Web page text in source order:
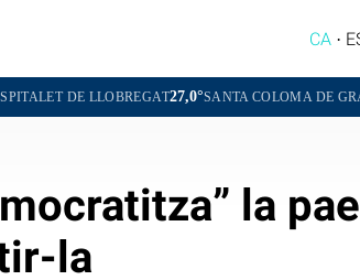
CA
27,0°SANTA COLOMA DE GRAMENET27,3°
la
la